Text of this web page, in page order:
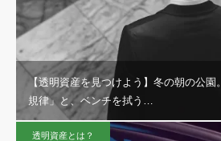
【透明資産を見つけよう】冬の朝の公
規律」と、ベンチを拭う…
透明資産とは？